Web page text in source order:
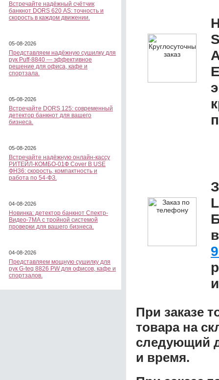
Встречайте надёжный счётчик
банкнот DORS 620 АS: точность и
скорость в каждом движении.
05-08-2026
Представляем надёжную сушилку для
рук Puff-8840 — эффективное
решение для офиса, кафе и
спортзала.
05-08-2026
Встречайте DORS 125: современный
детектор банкнот для вашего
бизнеса.
05-08-2026
Встречайте надёжную онлайн-кассу
РИТЕЙЛ-КОМБО-01Ф Cover B USE
ФН36: скорость, компактность и
работа по 54-ФЗ.
04-08-2026
Новинка: детектор банкнот Спектр-
Видео-7МА с тройной системой
проверки для вашего бизнеса.
04-08-2026
Представляем мощную сушилку для
рук G-teq 8826 PW для офисов, кафе и
спортзалов.
При заказе
товара на
следующий
и время.